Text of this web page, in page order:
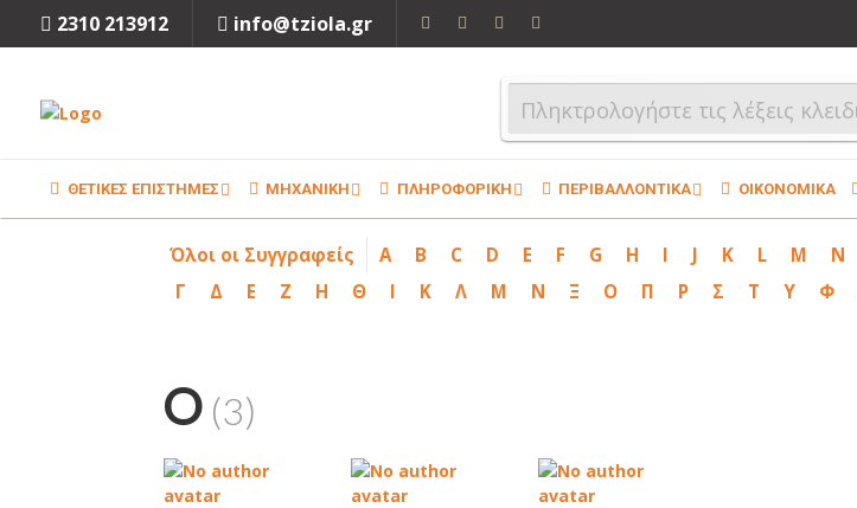
info@tziola.gr
2310 213912
ΘΕΤΙΚΕΣ ΕΠΙΣΤΗΜΕΣ ΜΗΧΑΝΙΚΗ ΠΛΗΡΟΦΟΡΙΚΗ ΠΕΡΙΒΑΛΛΟΝΤΙΚΑ ΟΙΚΟΝΟΜΙΚΑ
Όλοι οι Συγγραφείς A B C D E F G H I J K L M N
Γ
Δ Ε Ζ Η Θ Ι Κ Λ Μ Ν Ξ Ο Π Ρ Σ Τ Υ Φ
O (3)